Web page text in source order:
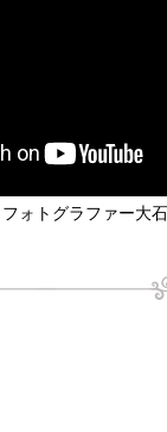
フォトグラファー大